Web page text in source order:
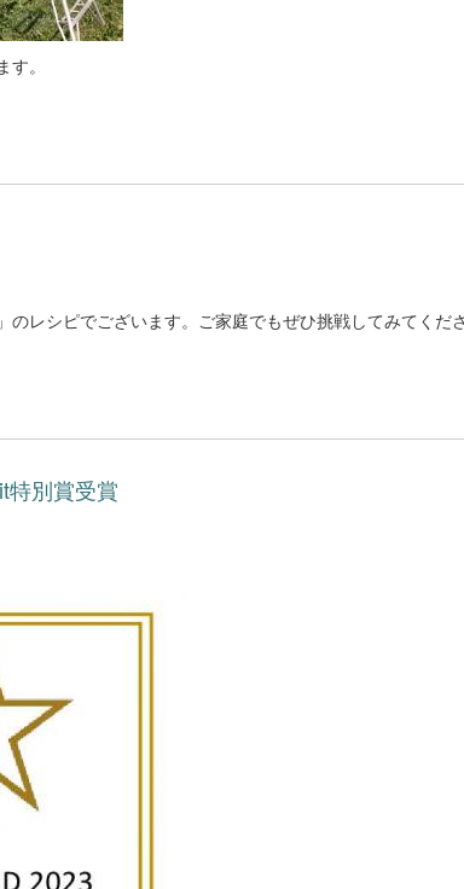
。
レシピでございます。ご家庭でもぜひ挑戦してみてくだ
特別賞受賞